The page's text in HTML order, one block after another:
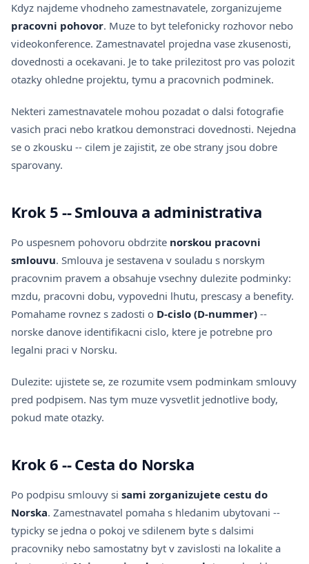
Kdyz najdeme vhodneho zamestnavatele, zorganizujeme
pracovni pohovor. Muze to byt telefonicky rozhovor nebo
videokonference. Zamestnavatel projedna vase zkusenosti,
dovednosti a ocekavani. Je to take prilezitost pro vas polozit
otazky ohledne projektu, tymu a pracovnich podminek.
Nekteri zamestnavatele mohou pozadat o dalsi fotografie
vasich praci nebo kratkou demonstraci dovednosti. Nejedna
se o zkousku -- cilem je zajistit, ze obe strany jsou dobre
sparovany.
Krok 5 -- Smlouva a administrativa
Po uspesnem pohovoru obdrzite norskou pracovni
smlouvu. Smlouva je sestavena v souladu s norskym
pracovnim pravem a obsahuje vsechny dulezite podminky:
mzdu, pracovni dobu, vypovedni lhutu, prescasy a benefity.
Pomahame rovnez s zadosti o D-cislo (D-nummer) --
norske danove identifikacni cislo, ktere je potrebne pro
legalni praci v Norsku.
Dulezite: ujistete se, ze rozumite vsem podminkam smlouvy
pred podpisem. Nas tym muze vysvetlit jednotlive body,
pokud mate otazky.
Krok 6 -- Cesta do Norska
Po podpisu smlouvy si sami zorganizujete cestu do
Norska. Zamestnavatel pomaha s hledanim ubytovani --
typicky se jedna o pokoj ve sdilenem byte s dalsimi
pracovniky nebo samostatny byt v zavislosti na lokalite a